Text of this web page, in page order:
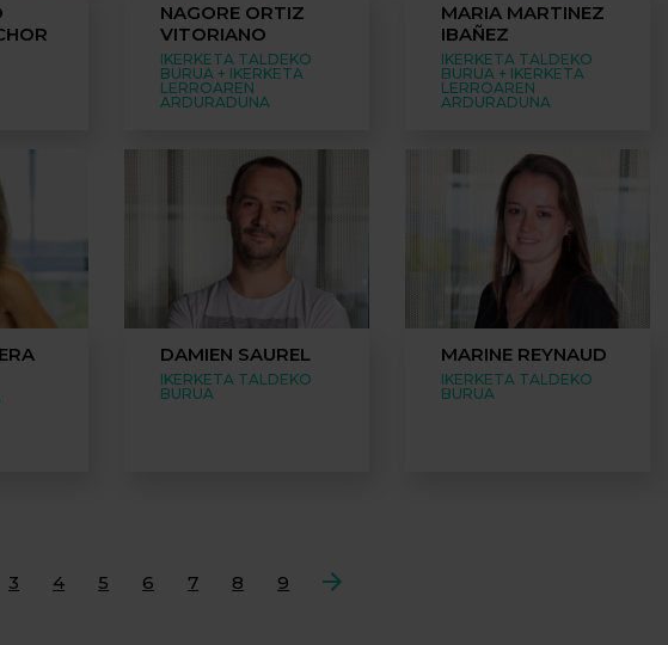
NAGORE ORTIZ
VITORIANO
IKERKETA TALDEKO
BURUA + IKERKETA
LERROAREN
ARDURADUNA
MARIA MARTINEZ
IBAÑEZ
IKERKETA TALDEKO
BURUA + IKERKETA
LERROAREN
ARDURADUNA
DAMIEN SAUREL
IKERKETA TALDEKO
BURUA
MARINE REYNAUD
IKERKETA TALDEKO
BURUA
3 4 5 6 7 8 9